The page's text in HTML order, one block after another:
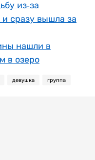
из-за
сразу вышла за
нашли в
в озеро
девушка группа